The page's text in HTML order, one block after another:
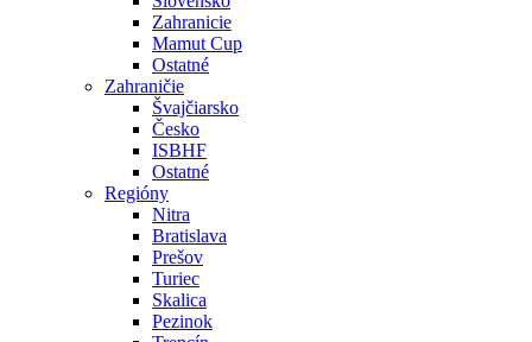
Zahranicie
Mamut Cup
Ostatné
Zahraničie
Švajčiarsko
Česko
ISBHF
Ostatné
Regióny
Nitra
Bratislava
Prešov
Turiec
Skalica
Pezinok